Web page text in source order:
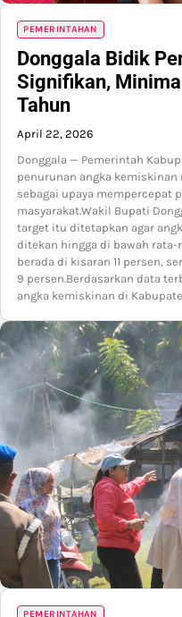
PEMERINTAHAN
Donggala Bidik
Signifikan,
Tahun
April 22, 2026
Donggala — Pemerintah
penurunan angka
sebagai upaya mempercepat
masyarakat.Wakil Bupati
target itu ditetapkan agar
ditekan hingga di bawah rata-
berada di kisaran 11 persen,
9 persen.Berdasarkan data
angka kemiskinan di
PEMERINTAHAN